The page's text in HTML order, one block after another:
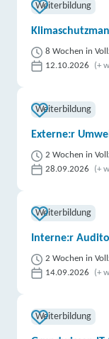
Weiterbildung
8 Wochen in
12.10.2026
(+
Weiterbildung
Externe:r
2 Wochen in
28.09.2026
(+
Weiterbildung
Interne:r
2 Wochen in
14.09.2026
(+
Weiterbildung